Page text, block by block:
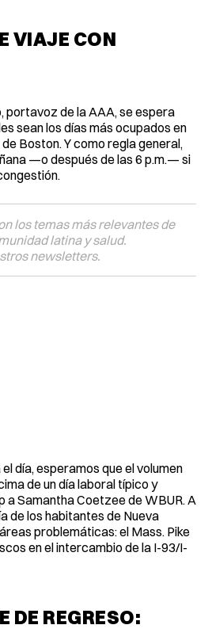
VIAJE CON
portavoz de la AAA, se espera
sean los días más ocupados en
Boston. Y como regla general,
—o después de las 6 p.m.— si
los temas más relevantes de
latina y salud.
newsletters.
día, esperamos que el volumen
de un día laboral típico y
a Samantha Coetzee de WBUR. A
de los habitantes de Nueva
problemáticas: el Mass. Pike
en el intercambio de la I-93/I-
DE REGRESO: